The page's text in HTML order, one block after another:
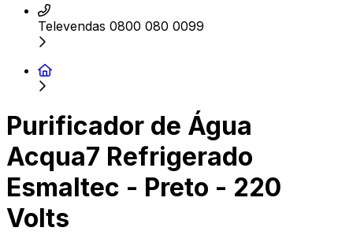
Televendas 0800 080 0099
Purificador de Água
Acqua7 Refrigerado
Esmaltec - Preto - 220
Volts